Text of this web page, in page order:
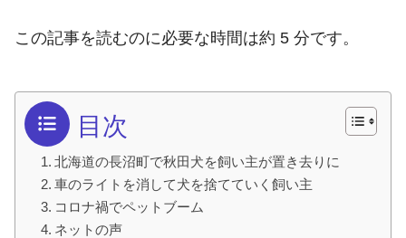
この記事を読むのに必要な時間は約 5 分です。
目次
北海道の長沼町で秋田犬を飼い主が置き去りに
車のライトを消して犬を捨てていく飼い主
コロナ禍でペットブーム
ネットの声